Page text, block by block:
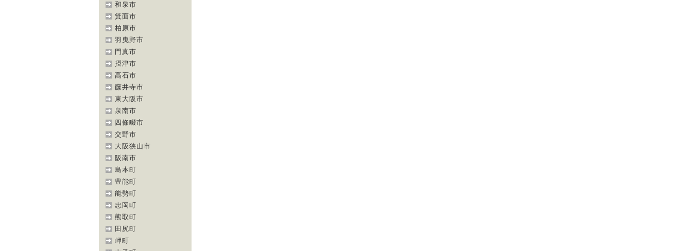
和泉市
箕面市
柏原市
羽曳野市
門真市
摂津市
高石市
藤井寺市
東大阪市
泉南市
四條畷市
交野市
大阪狭山市
阪南市
島本町
豊能町
能勢町
忠岡町
熊取町
田尻町
岬町